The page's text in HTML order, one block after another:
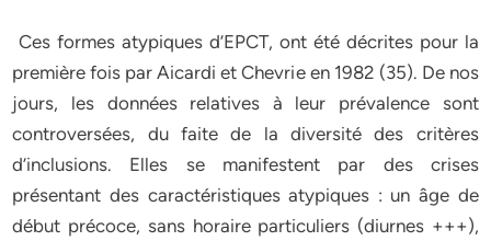
Ces formes atypiques d’EPCT, ont été décrites pour la
première fois par Aicardi et Chevrie en 1982 (35). De nos
jours, les données relatives à leur prévalence sont
controversées, du faite de la diversité des critères
d’inclusions. Elles se manifestent par des crises
présentant des caractéristiques atypiques : un âge de
début précoce, sans horaire particuliers (diurnes +++),